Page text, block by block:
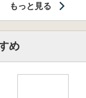
もっと見る
め